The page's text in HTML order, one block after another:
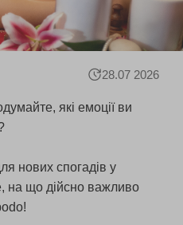
28.07 2026
які емоції ви
нових спогадів у
на що дійсно важливо